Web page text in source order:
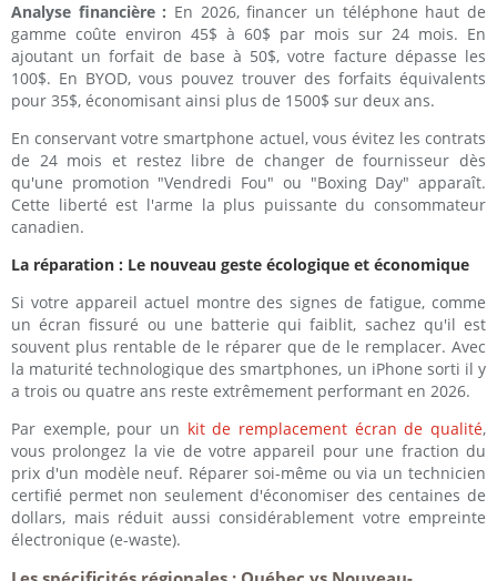
Analyse financière : En 2026, financer un téléphone haut de
gamme coûte environ 45$ à 60$ par mois sur 24 mois. En
ajoutant un forfait de base à 50$, votre facture dépasse les
100$. En BYOD, vous pouvez trouver des forfaits équivalents
pour 35$, économisant ainsi plus de 1500$ sur deux ans.
En conservant votre smartphone actuel, vous évitez les contrats
de 24 mois et restez libre de changer de fournisseur dès
qu'une promotion "Vendredi Fou" ou "Boxing Day" apparaît.
Cette liberté est l'arme la plus puissante du consommateur
canadien.
La réparation : Le nouveau geste écologique et économique
Si votre appareil actuel montre des signes de fatigue, comme
un écran fissuré ou une batterie qui faiblit, sachez qu'il est
souvent plus rentable de le réparer que de le remplacer. Avec
la maturité technologique des smartphones, un iPhone sorti il y
a trois ou quatre ans reste extrêmement performant en 2026.
Par exemple, pour un kit de remplacement écran de qualité,
vous prolongez la vie de votre appareil pour une fraction du
prix d'un modèle neuf. Réparer soi-même ou via un technicien
certifié permet non seulement d'économiser des centaines de
dollars, mais réduit aussi considérablement votre empreinte
électronique (e-waste).